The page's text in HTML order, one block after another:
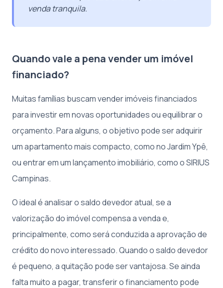
venda tranquila.
Quando vale a pena vender um imóvel
financiado?
Muitas famílias buscam vender imóveis financiados
para investir em novas oportunidades ou equilibrar o
orçamento. Para alguns, o objetivo pode ser adquirir
um apartamento mais compacto, como no Jardim Ypê,
ou entrar em um lançamento imobiliário, como o SIRIUS
Campinas.
O ideal é analisar o saldo devedor atual, se a
valorização do imóvel compensa a venda e,
principalmente, como será conduzida a aprovação de
crédito do novo interessado. Quando o saldo devedor
é pequeno, a quitação pode ser vantajosa. Se ainda
falta muito a pagar, transferir o financiamento pode